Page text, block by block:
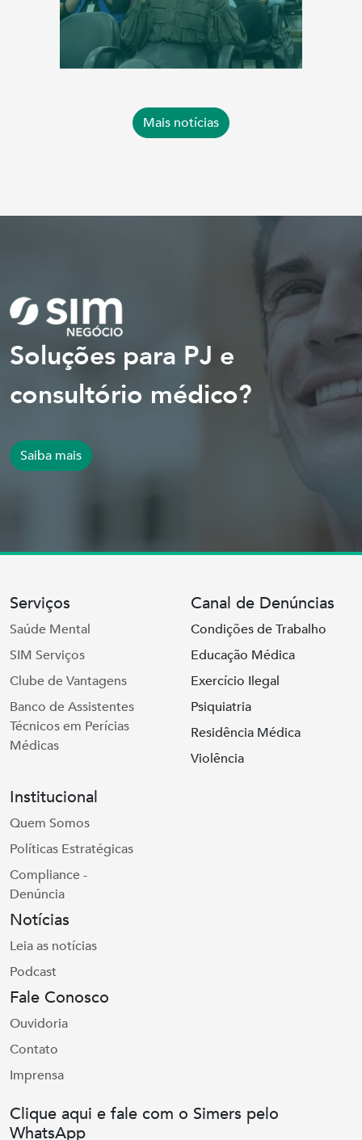
Mais notícias
Soluções para PJ e
consultório médico?
Saiba mais
Serviços
Saúde Mental
SIM Serviços
Clube de Vantagens
Banco de Assistentes
Técnicos em Perícias
Médicas
Canal de Denúncias
Condições de Trabalho
Educação Médica
Exercício Ilegal
Psiquiatria
Residência Médica
Violência
Institucional
Quem Somos
Políticas Estratégicas
Compliance -
Denúncia
Notícias
Leia as notícias
Podcast
Fale Conosco
Ouvidoria
Contato
Imprensa
Clique aqui e fale com o Simers pelo
WhatsApp